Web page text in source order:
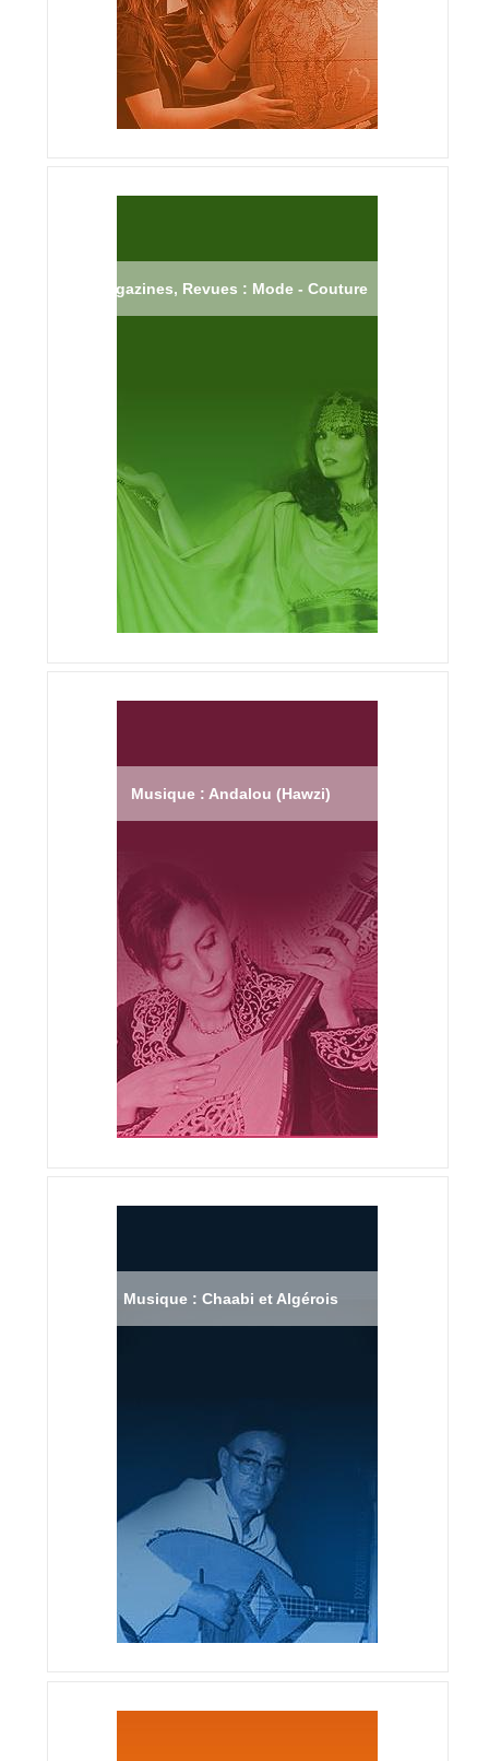
Magazines, Revues : Mode - Couture
Musique : Andalou (Hawzi)
Musique : Chaabi et Algérois